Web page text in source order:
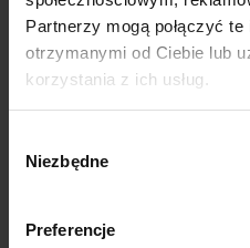
Partnerzy mogą połączyć
otrzymanymi od Ciebie lub
korzystania z ich usług.
zgody
Niezbędne
Preferencje
Ostatnie wpisy
SZAMAŃSKA SZKOŁA ŻYCIA
Powinieneś o tym